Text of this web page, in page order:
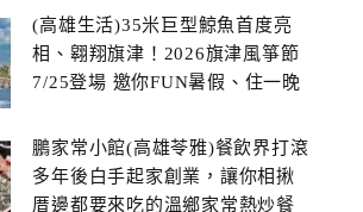
(高雄生活)35米巨型鯨魚首度亮
相、翱翔旗津！2026旗津風箏節
7/25登場 邀你FUN暑假、住一晚
鵬家常小館(高雄苓雅)餐飲界打滾
多年後白手起家創業，讓你相揪
厝邊都要來吃的溫鄉家常熱炒餐